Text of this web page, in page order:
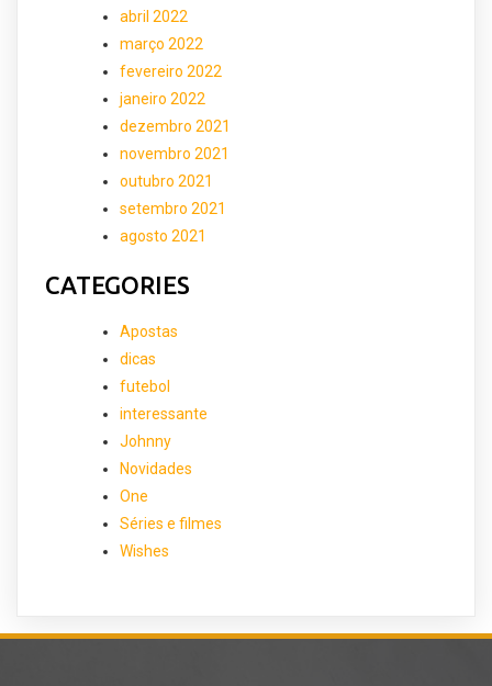
abril 2022
março 2022
fevereiro 2022
janeiro 2022
dezembro 2021
novembro 2021
outubro 2021
setembro 2021
agosto 2021
CATEGORIES
Apostas
dicas
futebol
interessante
Johnny
Novidades
One
Séries e filmes
Wishes